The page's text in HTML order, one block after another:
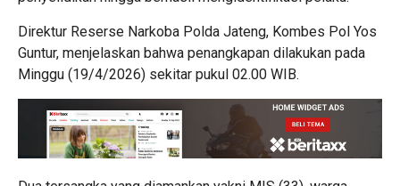
Direktur Reserse Narkoba Polda Jateng, Kombes Pol Yos
Guntur, menjelaskan bahwa penangkapan dilakukan pada
Minggu (19/4/2026) sekitar pukul 02.00 WIB.